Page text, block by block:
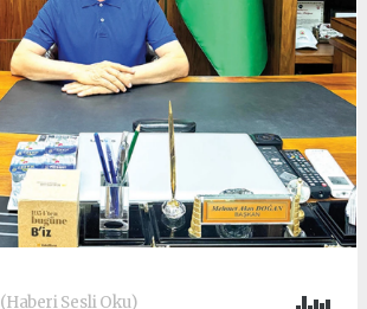
(Haberi Sesli Oku)